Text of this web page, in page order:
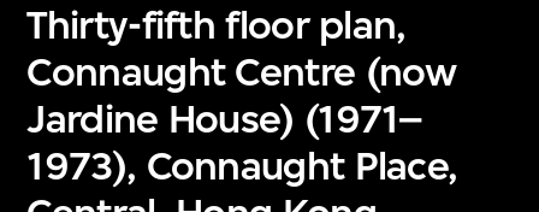
Thirty-fifth floor plan,
Connaught Centre (now
Jardine House) (1971–
1973), Connaught Place,